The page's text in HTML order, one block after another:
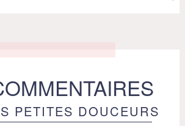
PETITES DOUCEURS